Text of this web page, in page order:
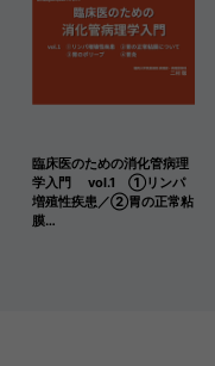
臨床医のための消化管病理
学入門 vol.1 ①リンパ
増殖性疾患／②胃の正常粘
膜…